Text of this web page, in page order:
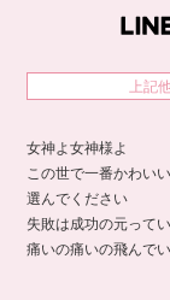
上記
女神よ女神様よ
この世で一番かわい
選んでください
失敗は成功の元って
痛いの痛いの飛んで